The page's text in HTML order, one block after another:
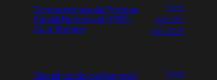
Componentes da Prótese
Parcial Removível (PPR):
Guia Técnico
5 de
agosto
de 2026
Classificação de Kennedy
5 de